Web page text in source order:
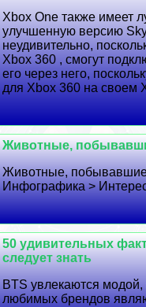
Xbox One также имеет
улучшенную версию
неудивительно,
Xbox 360 , смогут
его через него,
для Xbox 360 на своем
Животные,
Животные,
Инфографика >
50 удивительных
следует знать
BTS увлекаются
любимых брендов